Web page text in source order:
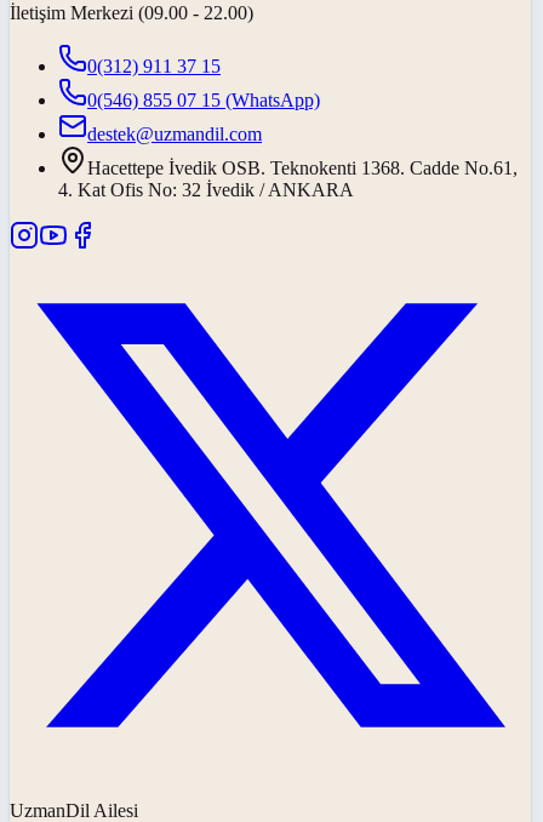
İletişim Merkezi (09.00 - 22.00)
0(312) 911 37 15
0(546) 855 07 15 (WhatsApp)
destek@uzmandil.com
Hacettepe İvedik OSB. Teknokenti 1368. Cadde No.61,
4. Kat Ofis No: 32 İvedik / ANKARA
UzmanDil Ailesi